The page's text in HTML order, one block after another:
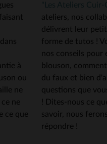
à
ou
ne
ne
ce que
ateliers, nos
délivrent leur
forme de tutos !
nos conseils pour
blouson,
du faux et bien
questions que
! Dites-nous ce
savoir, nous
répondre !